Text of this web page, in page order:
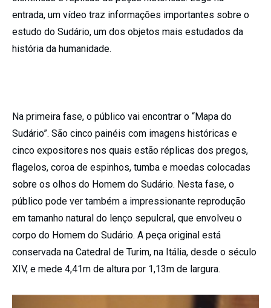
entrada, um vídeo traz informações importantes sobre o
estudo do Sudário, um dos objetos mais estudados da
história da humanidade.
Na primeira fase, o público vai encontrar o “Mapa do
Sudário”. São cinco painéis com imagens históricas e
cinco expositores nos quais estão réplicas dos pregos,
flagelos, coroa de espinhos, tumba e moedas colocadas
sobre os olhos do Homem do Sudário. Nesta fase, o
público pode ver também a impressionante reprodução
em tamanho natural do lenço sepulcral, que envolveu o
corpo do Homem do Sudário. A peça original está
conservada na Catedral de Turim, na Itália, desde o século
XIV, e mede 4,41m de altura por 1,13m de largura.